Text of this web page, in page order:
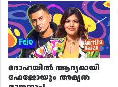
ദോഹയിൽ ആദ്യമായി
ഫേജോയും അമൃത